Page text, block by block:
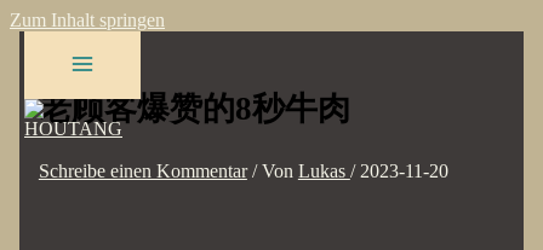
Zum Inhalt springen
老顾客爆赞的8秒牛肉
Schreibe einen Kommentar / Von Lukas / 2023-11-20